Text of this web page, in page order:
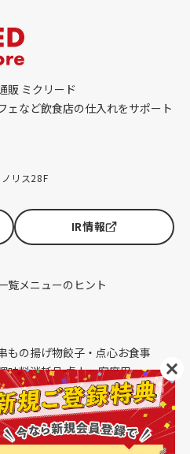
販 ミクリード
ェなど飲食店の仕入れをサポート
リス28F
IR情報
覧メニューのヒント
もの揚げ物餃子・点心お食事
味料消耗品 卓上・客席用
ンリネス生鮮品（配送便限定）
について